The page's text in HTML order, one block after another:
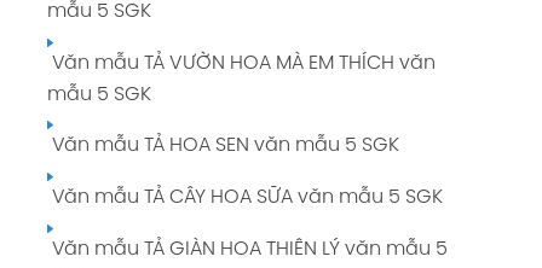
mẫu 5 SGK
Văn mẫu TẢ VƯỜN HOA MÀ EM THÍCH văn
mẫu 5 SGK
Văn mẫu TẢ HOA SEN văn mẫu 5 SGK
Văn mẫu TẢ CÂY HOA SỮA văn mẫu 5 SGK
Văn mẫu TẢ GIÀN HOA THIÊN LÝ văn mẫu 5